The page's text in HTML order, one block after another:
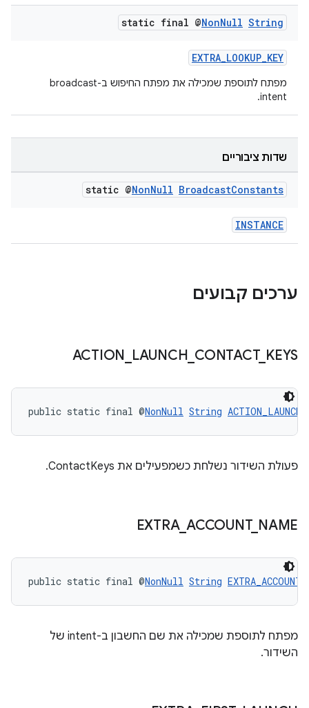
static final @NonNull String
EXTRA_LOOKUP_KEY
מפתח לתוספת שמכילה את מפתח החיפוש ב-broadcast
intent.
שדות ציבוריים
static @NonNull BroadcastConstants
INSTANCE
ערכים קבועים
ACTION LAUNCH CONTACT_ KEYS
public static final @NonNull String
פעולת השידור נשלחת כשמפעילים את ContactKeys.
EXTRA_ ACCOUNT_ NAME
public static final @NonNull String
מפתח לתוספת שמכילה את שם החשבון ב-intent של
השידור.